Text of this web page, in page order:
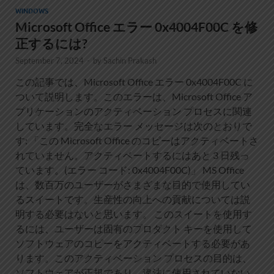
WINDOWS
Microsoft Office エラー 0x4004F00C を修
正するには?
September 7, 2024 - by Sachin Prakash
この記事では、Microsoft Office エラー 0x4004F00C に
ついて説明します。このエラーは、Microsoft Office ア
プリケーションのアクティベーション プロセスに関連
しています。完全なエラー メッセージは次のとおりで
す: 「この Microsoft Office のコピーはアクティベートさ
れていません。アクティベートするにはあと 3 日残っ
ています。(エラー コード: 0x4004F00C)」 MS Office
は、数百万のユーザーがさまざまな目的で使用してい
るスイートです。生産性の向上への貢献については説
明する必要はないと思います。 このスイートを使用す
るには、ユーザーは固有のプロダクト キーを使用して
ソフトウェアのコピーをアクティベートする必要があ
ります。このアクティベーション プロセスの目的は、